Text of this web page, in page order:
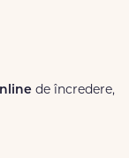
de încredere,